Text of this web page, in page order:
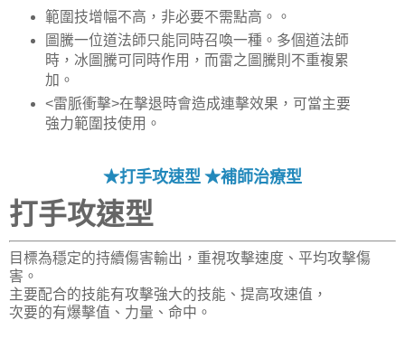
範圍技增幅不高，非必要不需點高。。
圖騰一位道法師只能同時召喚一種。多個道法師
時，冰圖騰可同時作用，而雷之圖騰則不重複累
加。
<雷脈衝擊>在擊退時會造成連擊效果，可當主要
強力範圍技使用。
★打手攻速型 ★補師治療型
打手攻速型
目標為穩定的持續傷害輸出，重視攻擊速度、平均攻擊傷
害。
主要配合的技能有攻擊強大的技能、提高攻速值，
次要的有爆擊值、力量、命中。